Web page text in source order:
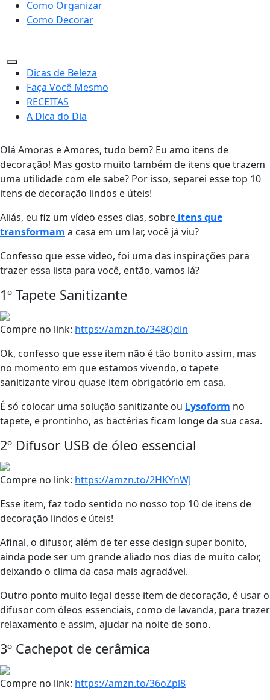
Como Organizar
Como Decorar
Dicas de Beleza
Faça Você Mesmo
RECEITAS
A Dica do Dia
Olá Amoras e Amores, tudo bem? Eu amo itens de
decoração! Mas gosto muito também de itens que trazem
uma utilidade com ele sabe? Por isso, separei esse top 10
itens de decoração lindos e úteis!
Aliás, eu fiz um vídeo esses dias, sobre itens que
transformam a casa em um lar, você já viu?
Confesso que esse vídeo, foi uma das inspirações para
trazer essa lista para você, então, vamos lá?
1º Tapete Sanitizante
Compre no link: https://amzn.to/348Qdin
Ok, confesso que esse item não é tão bonito assim, mas
no momento em que estamos vivendo, o tapete
sanitizante virou quase item obrigatório em casa.
É só colocar uma solução sanitizante ou Lysoform no
tapete, e prontinho, as bactérias ficam longe da sua casa.
2º Difusor USB de óleo essencial
Compre no link: https://amzn.to/2HKYnWJ
Esse item, faz todo sentido no nosso top 10 de itens de
decoração lindos e úteis!
Afinal, o difusor, além de ter esse design super bonito,
ainda pode ser um grande aliado nos dias de muito calor,
deixando o clima da casa mais agradável.
Outro ponto muito legal desse item de decoração, é usar o
difusor com óleos essenciais, como de lavanda, para trazer
relaxamento e assim, ajudar na noite de sono.
3º Cachepot de cerâmica
Compre no link: https://amzn.to/36oZpl8